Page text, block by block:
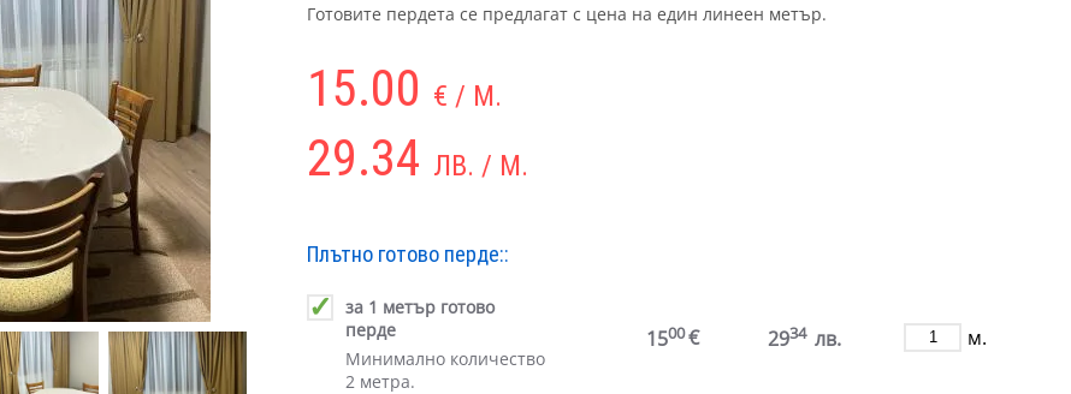
Готовите пердета се предлагат с цена на един линеен метър.
15.00 € / М.
29.34 ЛВ. / М.
Плътно готово перде::
за 1 метър готово
перде
Минимално количество
2 метра.
1500€ 2934 лв. м.